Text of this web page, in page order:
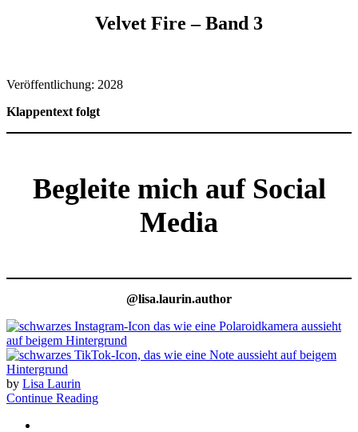
Velvet Fire – Band 3
Veröffentlichung: 2028
Klappentext folgt
Begleite mich auf Social
Media
@lisa.laurin.author
by Lisa Laurin
Continue Reading